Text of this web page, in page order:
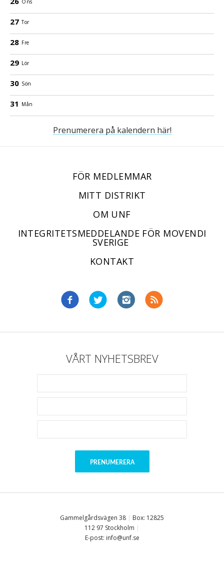
Ons
27Tor
28 Fre
29 Lör
30 Sön
31 Mån
Prenumerera på kalendern här!
FÖR MEDLEMMAR
MITT DISTRIKT
OM UNF
INTEGRITETSMEDDELANDE FÖR MOVENDI
SVERIGE
KONTAKT
VÅRT NYHETSBREV
Gammelgårdsvägen 38 | Box: 12825
112 97 Stockholm |
E-post: info@unf.se